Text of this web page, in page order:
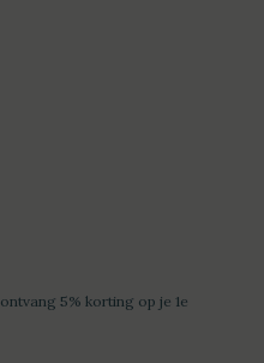
5% korting op je 1e